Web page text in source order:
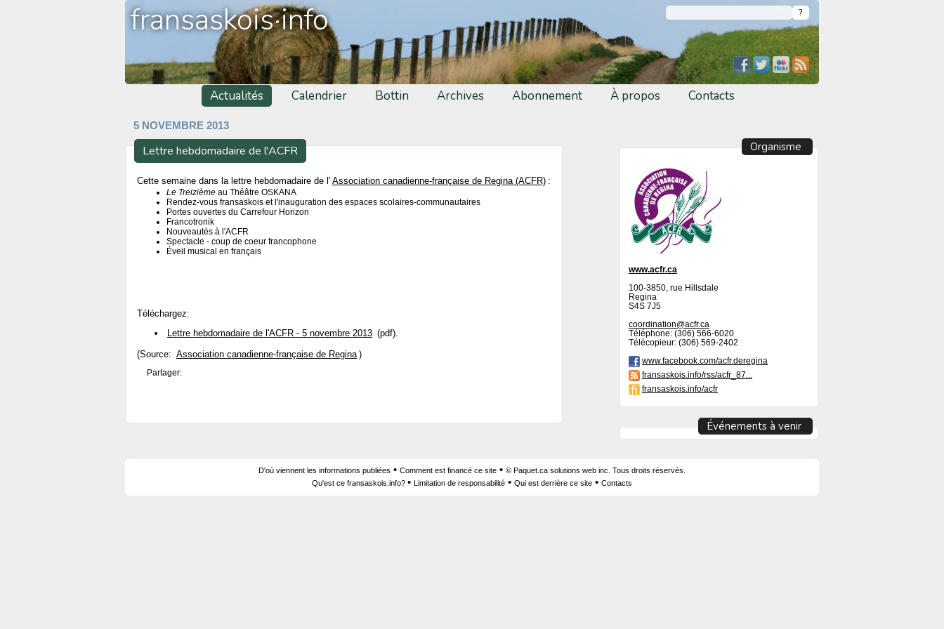
fransaskois·info
Actualités Calendrier Bottin Archives Abonnement À propos Contacts
5 NOVEMBRE 2013
Lettre hebdomadaire de l'ACFR
Cette semaine dans la lettre hebdomadaire de l' Association canadienne-française de Regina (ACFR) :
Le Treizième au Théâtre OSKANA
Rendez-vous fransaskois et l'inauguration des espaces scolaires-communautaires
Portes ouvertes du Carrefour Horizon
Francotronik
Nouveautés à l'ACFR
Spectacle - coup de coeur francophone
Éveil musical en français
Téléchargez:
Lettre hebdomadaire de l'ACFR - 5 novembre 2013 (pdf).
(Source: Association canadienne-française de Regina )
Partager:
Organisme
www.acfr.ca
100-3850, rue Hillsdale
Regina
S4S 7J5
coordination@acfr.ca
Téléphone: (306) 566-6020
Télécopieur: (306) 569-2402
www.facebook.com/acfr.deregina
fransaskois.info/rss/acfr_87...
fransaskois.info/acfr
Événements à venir
D'où viennent les informations publiées • Comment est financé ce site • © Paquet.ca solutions web inc. Tous droits réservés.
Qu'est ce fransaskois.info? • Limitation de responsabilité • Qui est derrière ce site • Contacts